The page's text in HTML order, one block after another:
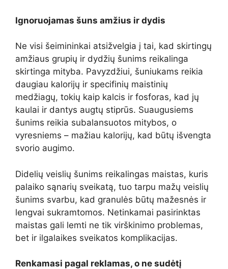
Ignoruojamas šuns amžius ir dydis
Ne visi šeimininkai atsižvelgia į tai, kad skirtingų
amžiaus grupių ir dydžių šunims reikalinga
skirtinga mityba. Pavyzdžiui, šuniukams reikia
daugiau kalorijų ir specifinių maistinių
medžiagų, tokių kaip kalcis ir fosforas, kad jų
kaulai ir dantys augtų stiprūs. Suaugusiems
šunims reikia subalansuotos mitybos, o
vyresniems – mažiau kalorijų, kad būtų išvengta
svorio augimo.
Didelių veislių šunims reikalingas maistas, kuris
palaiko sąnarių sveikatą, tuo tarpu mažų veislių
šunims svarbu, kad granulės būtų mažesnės ir
lengvai sukramtomos. Netinkamai pasirinktas
maistas gali lemti ne tik virškinimo problemas,
bet ir ilgalaikes sveikatos komplikacijas.
Renkamasi pagal reklamas, o ne sudėtį